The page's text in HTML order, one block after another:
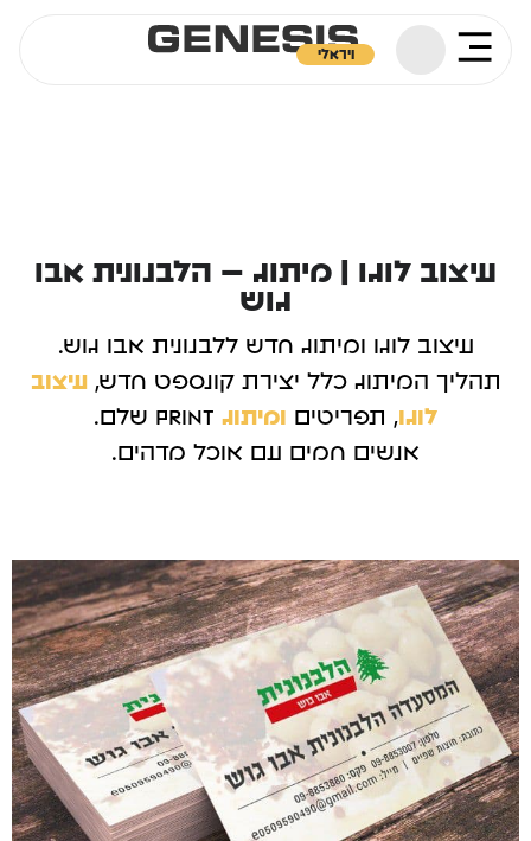
ויראלי
עיצוב לוגו | מיתוג – הלבנונית אבו
גוש
עיצוב לוגו ומיתוג חדש ללבנונית אבו גוש.
תהליך המיתוג כלל יצירת קונספט חדש,עיצוב
לוגו, תפריטים ומיתוג
אנשים חמים עם אוכל מדהים.